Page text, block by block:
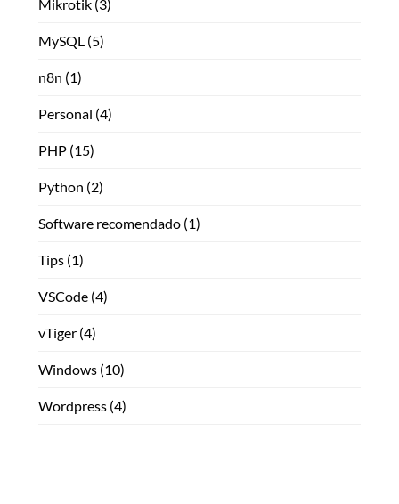
Mikrotik (3)
MySQL (5)
n8n (1)
Personal (4)
PHP (15)
Python (2)
Software recomendado (1)
Tips (1)
VSCode (4)
vTiger (4)
Windows (10)
Wordpress (4)